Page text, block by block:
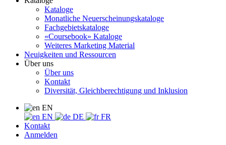
Kataloge
Monatliche Neuerscheinungskataloge
Fachgebietskataloge
«Coursebook» Kataloge
Weiteres Marketing Material
Neuigkeiten und Ressourcen
Über uns
Über uns
Kontakt
Diversität, Gleichberechtigung und Inklusion
EN
EN
DE
FR
Kontakt
Anmelden